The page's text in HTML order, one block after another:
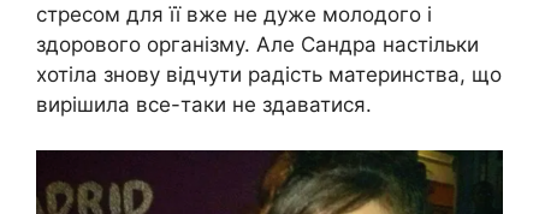
стресом для її вже не дуже молодого і
здорового організму. Але Сандра настільки
хотіла знову відчути радість материнства, що
вирішила все-таки не здаватися.